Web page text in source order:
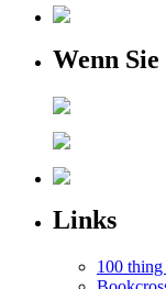
Wenn
Links
100